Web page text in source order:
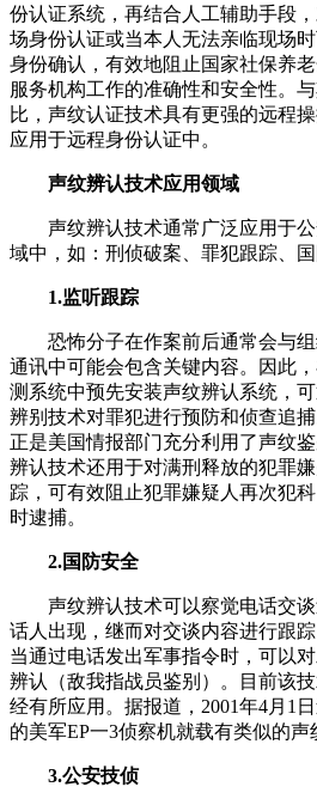
份认证系统，再结合人工辅助手段
场身份认证或当本人无法亲临现场
身份确认，有效地阻止国家社保养
服务机构工作的准确性和安全性。
比，声纹认证技术具有更强的远程
应用于远程身份认证中。
声纹辨认技术应用领域
声纹辨认技术通常广泛应用于公
域中，如：刑侦破案、罪犯跟踪、
1.监听跟踪
恐怖分子在作案前后通常会与组
通讯中可能会包含关键内容。因此
测系统中预先安装声纹辨认系统，
辨别技术对罪犯进行预防和侦查追
正是美国情报部门充分利用了声纹
辨认技术还用于对满刑释放的犯罪
踪，可有效阻止犯罪嫌疑人再次犯
时逮捕。
2.国防安全
声纹辨认技术可以察觉电话交谈
话人出现，继而对交谈内容进行跟
当通过电话发出军事指令时，可以
辨认（敌我指战员鉴别）。目前该
经有所应用。据报道，2001年4月1
的美军EP一3侦察机就载有类似的声
3.公安技侦